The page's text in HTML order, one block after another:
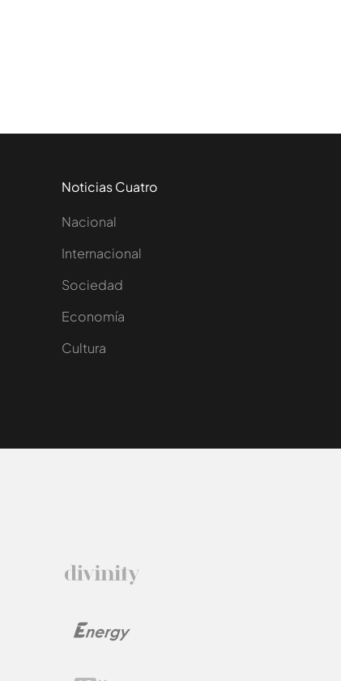
Noticias Cuatro
Nacional
Internacional
Sociedad
Economía
Cultura